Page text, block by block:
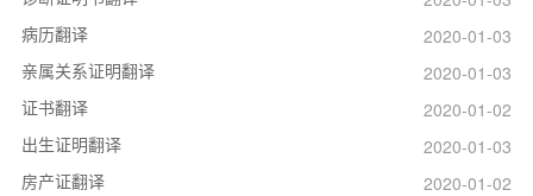
病历翻译
2020-01-03
亲属关系证明翻译
2020-01-03
证书翻译
2020-01-02
出生证明翻译
2020-01-03
房产证翻译
2020-01-02